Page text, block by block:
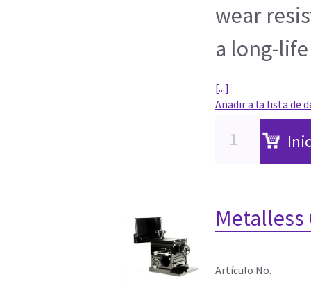
wear
a long-life
[...]
Añadir a la lista de
Artículo No.